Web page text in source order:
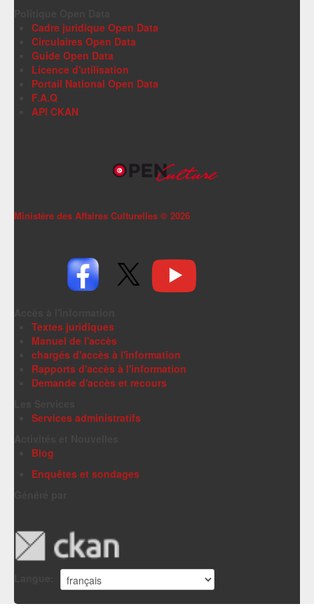
Cadre juridique Open Data
Circulaires Open Data
Guide Open Data
Licence d'utilisation
Portail National Open Data
F.A.Q
API CKAN
Ministère des Affaires Culturelles © 2026
Textes juridiques
Manuel de l'accès
chargés d'accès à l'information
Rapports d'accès à l'information
Demande d'accès et recours
Services administratifs
Blog
Enquêtes et sondages